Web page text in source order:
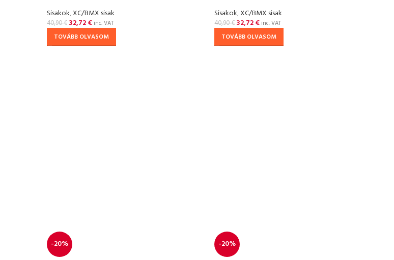
Sisakok,XC/BMX sisak
40,90€ 32,72€inc. VAT
TOVÁBB OLVASOM
Sisakok,XC/BMX sisak
40,90€ 32,72€inc. VAT
TOVÁBB OLVASOM
-20% -20%